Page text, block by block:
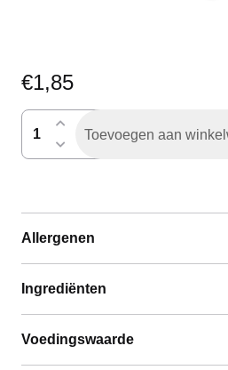
€1,85
casinobruin
gesneden
Toevoegen aan
Allergenen
Ingrediënten
Voedingswaarde